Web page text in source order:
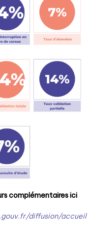
complémentaires ici
diffusion/accueil